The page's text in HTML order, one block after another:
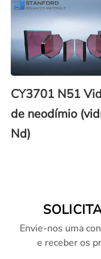
CY3701 N51
de neodímio
Nd)
Envie-nos uma
e receber os